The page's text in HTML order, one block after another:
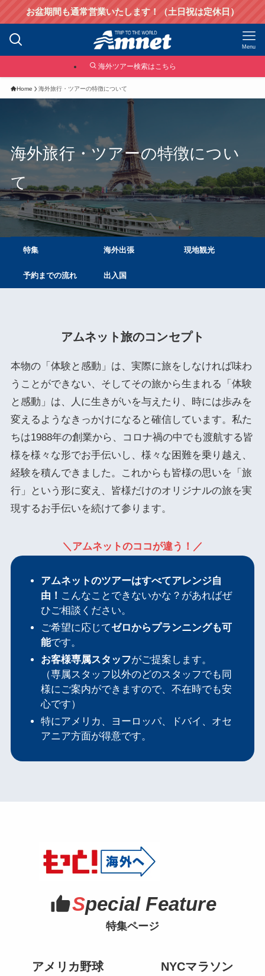
お盆期間も通常営業いたします！（土日祝は定休日）
Menu
海外ツアー検索はこちら
Home 海外旅行・ツアーの特徴について
海外旅行・ツアーの特徴につい
て
特集 海外出張 現地観光
予約までの流れ 出入国
アムネット旅のコンセプト
本物の「体験と感動」は、実際に旅をしなければ味わ
うことができない、そしてその旅から生まれる「体験
と感動」は、人に生きがいを与えたり、時には歩みを
変えるようなきっかけになると確信しています。私た
ちは1988年の創業から、コロナ禍の中でも渡航する皆
様を様々な形でお手伝いし、様々な困難を乗り越え、
経験を積んできました。これからも皆様の思いを「旅
行」という形に変え、皆様だけのオリジナルの旅を実
現するお手伝いを続けて参ります。
＼アムネットのココが違う！／
アムネットのツアーはすべてアレンジ自
由！ こんなことできないかな？があればぜ
ひご相談ください。
ご希望に応じてゼロからプランニングも可
能です。
お客様専属スタッフがご提案します。
（専属スタッフ以外のどのスタッフでも同
様にご案内ができますので、不在時でも安
心です）
特にアメリカ、ヨーロッパ、ドバイ、オセ
アニア方面が得意です。
Special Feature
特集ページ
アメリカ野球
NYCマラソン